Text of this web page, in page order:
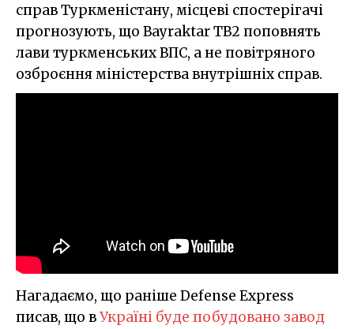
справ Туркменістану, місцеві спостерігачі
прогнозують, що Bayraktar TB2 поповнять
лави туркменських ВПС, а не повітряного
озброєння міністерства внутрішніх справ.
Нагадаємо, що раніше Defense Express
писав, що вУкраїні буде побудовано завод